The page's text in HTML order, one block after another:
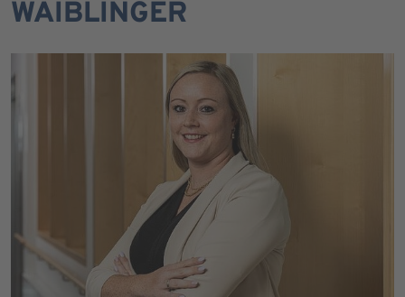
WAIBLINGER